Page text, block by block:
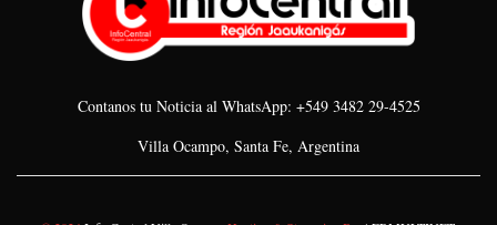
Contanos tu Noticia al WhatsApp: +549 3482 29-4525
Villa Ocampo, Santa Fe, Argentina